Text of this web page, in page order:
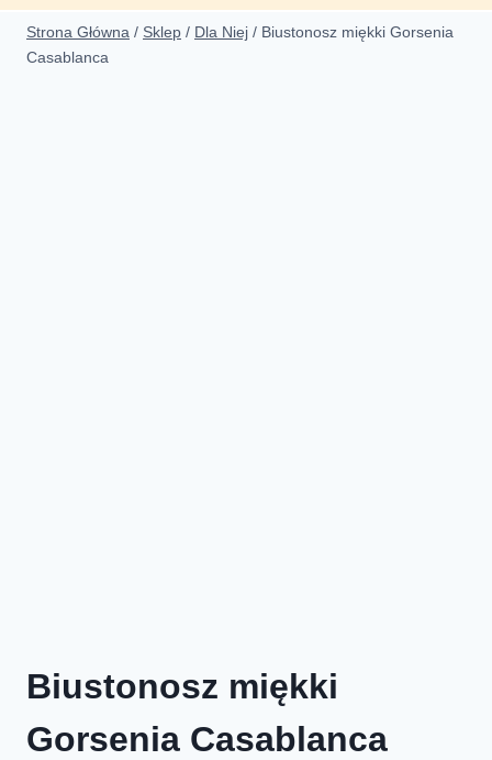
Strona Główna / Sklep / Dla Niej / Biustonosz miękki Gorsenia
Casablanca
Biustonosz miękki
Gorsenia Casablanca